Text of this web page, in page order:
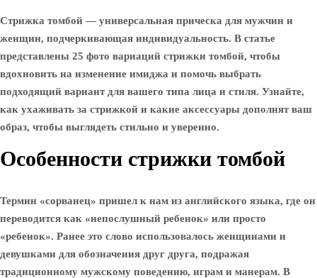
Стрижка томбой — универсальная прическа для мужчин и
женщин, подчеркивающая индивидуальность. В статье
представлены 25 фото вариаций стрижки томбой, чтобы
вдохновить на изменение имиджа и помочь выбрать
подходящий вариант для вашего типа лица и стиля. Узнайте,
как ухаживать за стрижкой и какие аксессуары дополнят ваш
образ, чтобы выглядеть стильно и уверенно.
Особенности стрижки томбой
Термин «сорванец» пришел к нам из английского языка, где он
переводится как «непослушный ребенок» или просто
«ребенок». Ранее это слово использовалось женщинами и
девушками для обозначения друг друга, подражая
традиционному мужскому поведению, играм и манерам. В